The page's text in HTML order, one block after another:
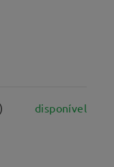
disponível